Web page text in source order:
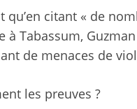
qu’en citant « de
à Tabassum,
de menaces de
les preuves ?